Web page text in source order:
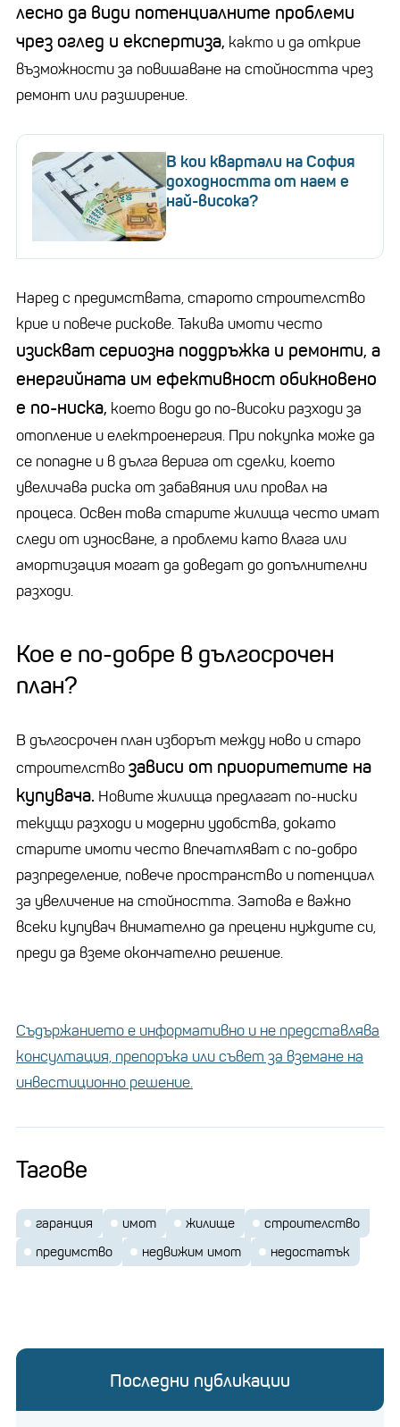
лесно да види потенциалните проблеми
чрез оглед и експертиза, както и да открие
възможности за повишаване на стойността чрез
ремонт или разширение.
В кои квартали на София
доходността от наем е
най-висока?
Наред с предимствата, старото строителство
крие и повече рискове. Такива имоти често
изискват сериозна поддръжка и ремонти, а
енергийната им ефективност обикновено
е по-ниска, което води до по-високи разходи за
отопление и електроенергия. При покупка може да
се попадне и в дълга верига от сделки, което
увеличава риска от забавяния или провал на
процеса. Освен това старите жилища често имат
следи от износване, а проблеми като влага или
амортизация могат да доведат до допълнителни
разходи.
Кое е по-добре в дългосрочен
план?
В дългосрочен план изборът между ново и старо
строителствозависи от приоритетите на
купувача. Новите жилища предлагат по-ниски
текущи разходи и модерни удобства, докато
старите имоти често впечатляват с по-добро
разпределение, повече пространство и потенциал
за увеличение на стойността. Затова е важно
всеки купувач внимателно да прецени нуждите си,
преди да вземе окончателно решение.
Съдържанието е информативно и не представлява
консултация, препоръка или съвет за вземане на
инвестиционно решение.
Тагове
гаранция имот жилище
строителство
предимство
недвижим имот недостатък
Последни публикации